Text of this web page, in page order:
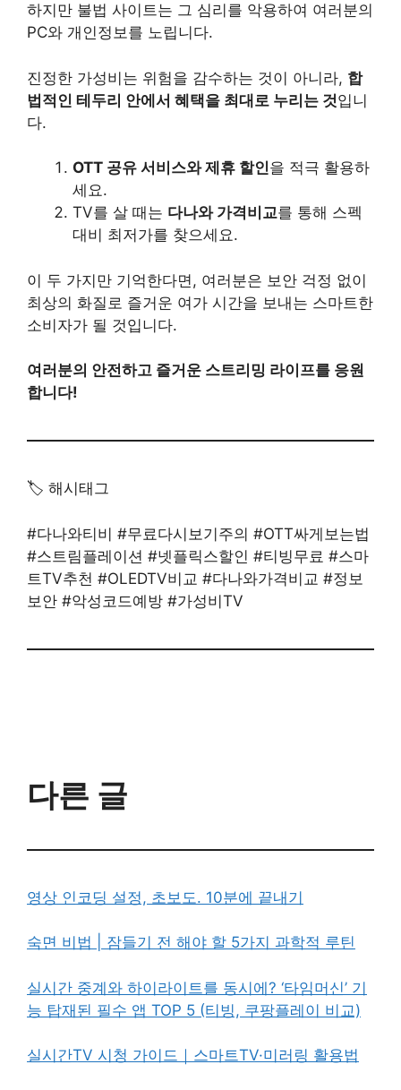
하지만 불법 사이트는 그 심리를 악용하여 여러분의
PC와 개인정보를 노립니다.
진정한 가성비는 위험을 감수하는 것이 아니라, 합
법적인 테두리 안에서 혜택을 최대로 누리는 것입니
다.
OTT 공유 서비스와 제휴 할인을 적극 활용하
세요.
TV를 살 때는 다나와 가격비교를 통해 스펙
대비 최저가를 찾으세요.
이 두 가지만 기억한다면, 여러분은 보안 걱정 없이
최상의 화질로 즐거운 여가 시간을 보내는 스마트한
소비자가 될 것입니다.
여러분의 안전하고 즐거운 스트리밍 라이프를 응원
합니다!
🏷️ 해시태그
#다나와티비 #무료다시보기주의 #OTT싸게보는법
#스트림플레이션 #넷플릭스할인 #티빙무료 #스마
트TV추천 #OLEDTV비교 #다나와가격비교 #정보
보안 #악성코드예방 #가성비TV
다른 글
영상 인코딩 설정, 초보도. 10분에 끝내기
숙면 비법 | 잠들기 전 해야 할 5가지 과학적 루틴
실시간 중계와 하이라이트를 동시에? ‘타임머신’ 기
능 탑재된 필수 앱 TOP 5 (티빙, 쿠팡플레이 비교)
실시간TV 시청 가이드｜스마트TV·미러링 활용법